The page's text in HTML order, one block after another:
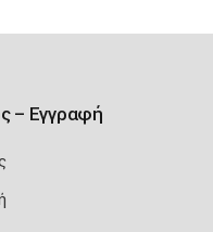
– Εγγραφή